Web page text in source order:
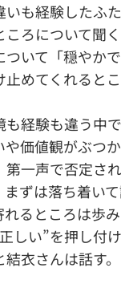
いも経験したふ
ころについて聞
ついて「穏やか
止めてくれると
も経験も違う中
や価値観がぶつ
第一声で否定さ
ずは落ち着い
れるところは歩
しい”を押し付
衣さんは話す。